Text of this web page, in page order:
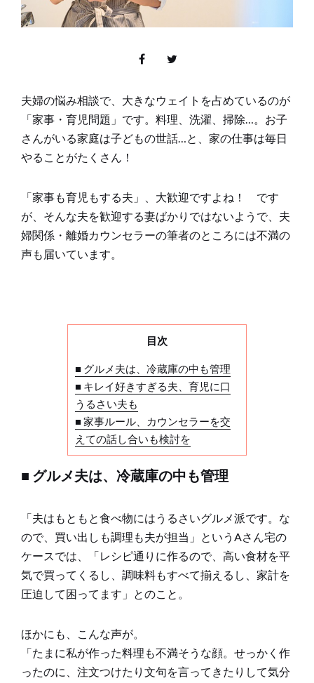
夫婦の悩み相談で、大きなウェイトを占めているのが
「家事・育児問題」です。料理、洗濯、掃除…。お子
さんがいる家庭は子どもの世話…と、家の仕事は毎日
やることがたくさん！
「家事も育児もする夫」、大歓迎ですよね！ です
が、そんな夫を歓迎する妻ばかりではないようで、夫
婦関係・離婚カウンセラーの筆者のところには不満の
声も届いています。
目次
■ グルメ夫は、冷蔵庫の中も管理
■ キレイ好きすぎる夫、育児に口
うるさい夫も
■ 家事ルール、カウンセラーを交
えての話し合いも検討を
■ グルメ夫は、冷蔵庫の中も管理
「夫はもともと食べ物にはうるさいグルメ派です。な
ので、買い出しも調理も夫が担当」というAさん宅の
ケースでは、「レシピ通りに作るので、高い食材を平
気で買ってくるし、調味料もすべて揃えるし、家計を
圧迫して困ってます」とのこと。
ほかにも、こんな声が。
「たまに私が作った料理も不満そうな顔。せっかく作
ったのに、注文つけたり文句を言ってきたりして気分